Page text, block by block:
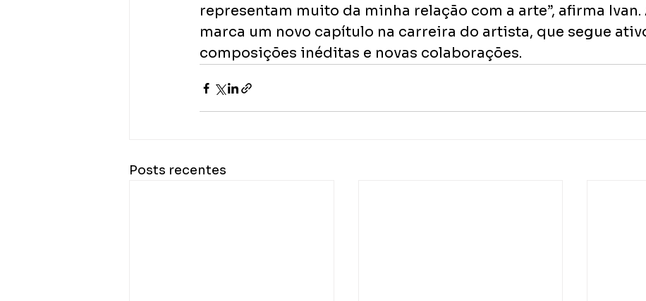
representam muito da minha relação com a arte”, afirma Ivan.
marca um novo capítulo na carreira do artista, que segue
composições inéditas e novas colaborações.
Posts recentes